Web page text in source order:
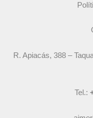
R. Apiacás, 388 –
Tel.: